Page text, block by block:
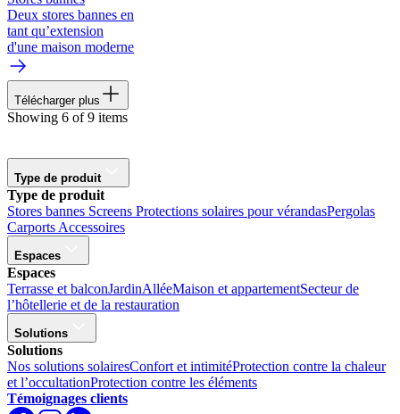
Deux stores bannes en
tant qu’extension
d'une maison moderne
Télécharger plus
Showing 6 of 9 items
Type de produit
Type de produit
Stores bannes Screens Protections solaires pour vérandasPergolas
Carports Accessoires
Espaces
Espaces
Terrasse et balconJardinAlléeMaison et appartementSecteur de
l’hôtellerie et de la restauration
Solutions
Solutions
Nos solutions solairesConfort et intimitéProtection contre la chaleur
et l’occultationProtection contre les éléments
Témoignages clients